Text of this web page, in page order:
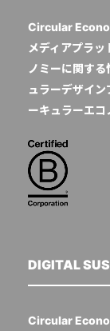
Circular
メディアプラ
ノミーに関す
ュラーデザイ
ーキュラーエコ
DIGITAL
Circular